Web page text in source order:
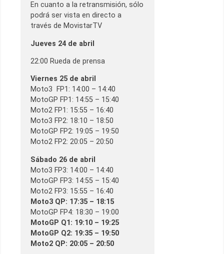
En cuanto a la retransmisión, sólo
podrá ser vista en directo a
través de MovistarTV
Jueves 24 de abril
22:00 Rueda de prensa
Viernes 25 de abril
Moto3 FP1: 14:00 – 14:40
MotoGP FP1: 14:55 – 15:40
Moto2 FP1: 15:55 – 16:40
Moto3 FP2: 18:10 – 18:50
MotoGP FP2: 19:05 – 19:50
Moto2 FP2: 20:05 – 20:50
Sábado 26 de abril
Moto3 FP3: 14:00 – 14:40
MotoGP FP3: 14:55 – 15:40
Moto2 FP3: 15:55 – 16:40
Moto3 QP: 17:35 – 18:15
MotoGP FP4: 18:30 – 19:00
MotoGP Q1: 19:10 – 19:25
MotoGP Q2: 19:35 – 19:50
Moto2 QP: 20:05 – 20:50